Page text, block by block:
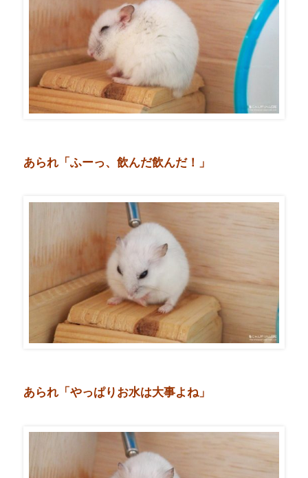
あられ「ふーっ、飲んだ飲んだ！」
あられ「やっぱりお水は大事よね」